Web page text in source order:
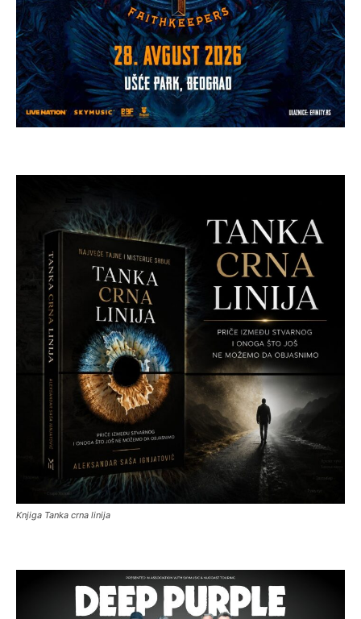
Knjiga Tanka crna linija